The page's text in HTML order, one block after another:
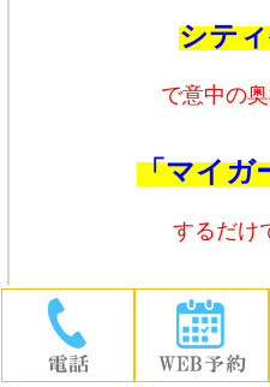
シテ
で意中の
「マイガ
するだけ
お客様と意
相互フォロ